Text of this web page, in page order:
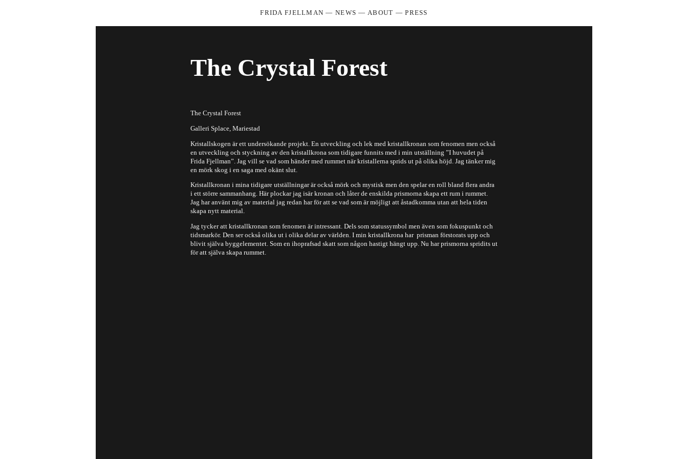
FRIDA FJELLMAN —NEWS — ABOUT —PRESS
The Crystal Forest
The Crystal Forest
Galleri Splace, Mariestad
Kristallskogen är ett undersökande projekt. En utveckling och lek med kristallkronan som fenomen men också
en utveckling och styckning av den kristallkrona som tidigare funnits med i min utställning ”I huvudet på
Frida Fjellman”. Jag vill se vad som händer med rummet när kristallerna sprids ut på olika höjd. Jag tänker mig
en mörk skog i en saga med okänt slut.
Kristallkronan i mina tidigare utställningar är också mörk och mystisk men den spelar en roll bland flera andra
i ett större sammanhang. Här plockar jag isär kronan och låter de enskilda prismorna skapa ett rum i rummet.
Jag har använt mig av material jag redan har för att se vad som är möjligt att åstadkomma utan att hela tiden
skapa nytt material.
Jag tycker att kristallkronan som fenomen är intressant. Dels som statussymbol men även som fokuspunkt och
tidsmarkör. Den ser också olika ut i olika delar av världen. I min kristallkrona har prisman förstorats upp och
blivit själva byggelementet. Som en ihoprafsad skatt som någon hastigt hängt upp. Nu har prismorna spridits ut
för att själva skapa rummet.